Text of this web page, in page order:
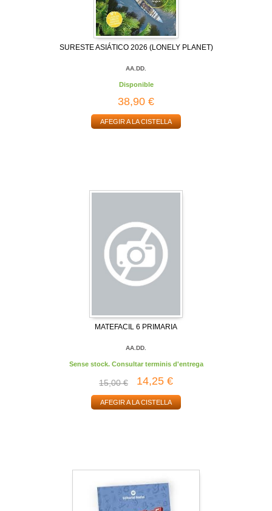
SURESTE ASIÁTICO 2026 (LONELY PLANET)
AA.DD.
Disponible
38,90 €
AFEGIR A LA CISTELLA
MATEFACIL 6 PRIMARIA
AA.DD.
Sense stock. Consultar terminis d'entrega
15,00 € 14,25 €
AFEGIR A LA CISTELLA